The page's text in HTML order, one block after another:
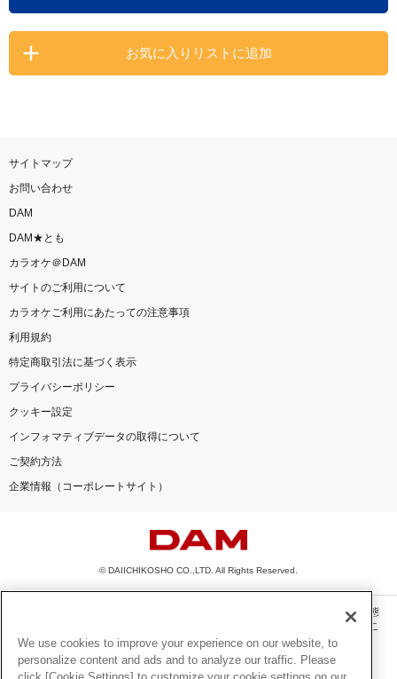
お気に入りリストに追加
サイトマップ
お問い合わせ
DAM
DAM★とも
カラオケ＠DAM
サイトのご利用について
カラオケご利用にあたっての注意事項
利用規約
特定商取引法に基づく表示
プライバシーポリシー
クッキー設定
インフォマティブデータの取得について
ご契約方法
企業情報（コーポレートサイト）
© DAIICHIKOSHO CO.,LTD. All Rights Reserved.
このサイトに掲載されている一切の文章・画像・写真・動画・音声等を、手段や形態
を問わず、著作権法の定める範囲を超えて無断で複製、転載、ファイル化などするこ
とを禁じます。
楽曲及びコンテンツは、機種によりご利用いただけない場合があります。
We use cookies to improve your experience on our website, to
personalize content and ads and to analyze our traffic. Please